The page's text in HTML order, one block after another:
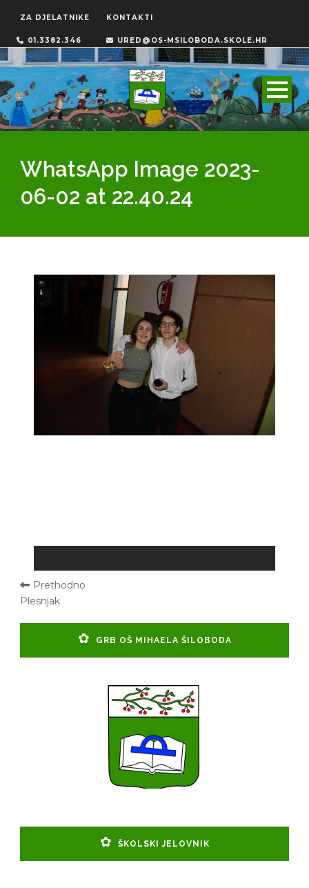
ZA DJELATNIKE KONTAKTI
01.3382.346 URED@OS-MSILOBODA.SKOLE.HR
WhatsApp Image 2023-
06-02 at 22.40.24
Prethodno
Plesnjak
GRB OŠ MIHAELA ŠILOBODA
ŠKOLSKI JELOVNIK